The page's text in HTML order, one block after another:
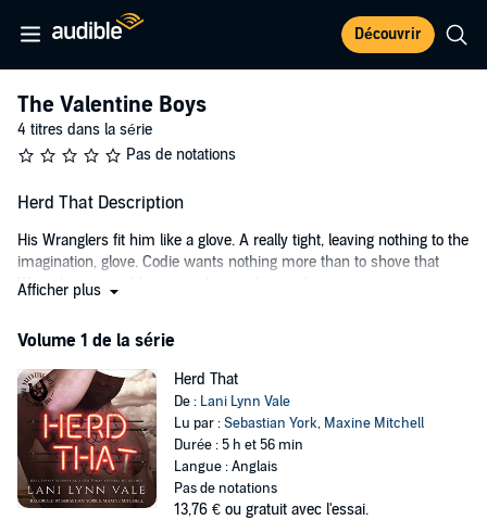
Découvrir
The Valentine Boys
4 titres dans la série
Pas de notations
Herd That Description
His Wranglers fit him like a glove. A really tight, leaving nothing to the
imagination, glove. Codie wants nothing more than to shove that
Wrangler-covered butt straight into the mud.
those wicked eyes aimed directly at her.
She doesn't know what to do with that kind of attention. Especially
not from the sweet-talking man that has no problem charming
every woman that enters his orbit - everyone but her, at least.
Ace isn't sure why Codie Spears had her panties in a twist when it
comes to him, but every snub and insult she hurls his way brings
him closer and closer to falling for her.
Afficher plus
Volume 1 de la série
Herd That
De : Lani Lynn Vale
Lu par :Sebastian York, Maxine Mitchell
Durée : 5 h et 56 min
Langue : Anglais
Pas de notations
13,76 € ou gratuit avec l'essai.